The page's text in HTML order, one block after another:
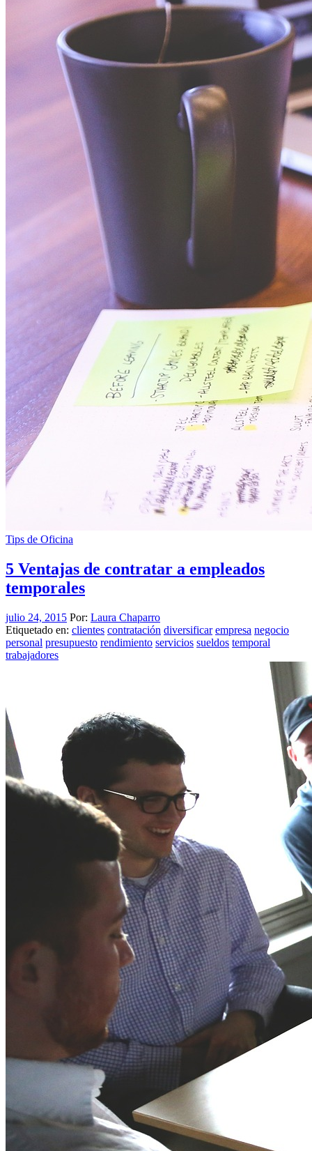
Tips de Oficina
5 Ventajas de contratar a empleados
temporales
julio 24, 2015 Por: Laura Chaparro
Etiquetado en: clientes contratación diversificar empresa negocio
personal presupuesto rendimiento servicios sueldos temporal
trabajadores